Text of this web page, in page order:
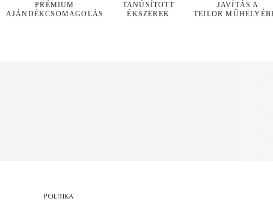
PRÉMIUM
AJÁNDÉKCSOMAGOLÁS
TANÚSÍTOTT
ÉKSZEREK
JAVÍTÁS A
TEILOR
POLITIKA